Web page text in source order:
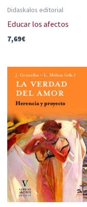
Didaskalos editorial
Educar los afectos
7,69€